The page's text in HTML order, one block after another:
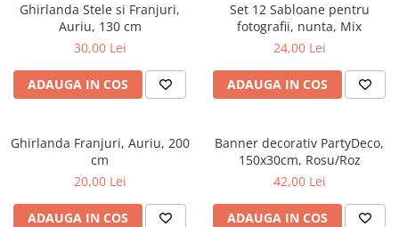
Ghirlanda Stele si Franjuri,
Auriu, 130 cm
30,00 Lei
ADAUGA IN COS
Set 12 Sabloane pentru
fotografii, nunta, Mix
24,00 Lei
ADAUGA IN COS
Ghirlanda Franjuri, Auriu, 200
cm
20,00 Lei
ADAUGA IN COS
Banner decorativ PartyDeco,
150x30cm, Rosu/Roz
42,00 Lei
ADAUGA IN COS